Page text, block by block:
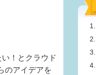
！とクラウド
のアイデアを